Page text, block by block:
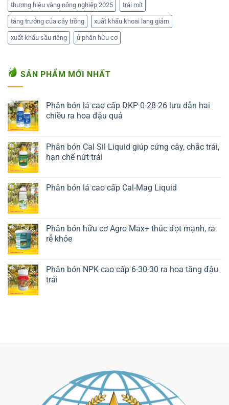
thương hiệu vàng nông nghiệp 2025 trái mít
tăng trưởng của cây trồng xuất khẩu khoai lang giảm
xuất khẩu sầu riêng ủ phân hữu cơ
SẢN PHẨM MỚI NHẤT
Phân bón lá cao cấp DKP 0-28-26 lưu dẫn hai
chiều ra hoa đậu quả
Phân bón Cal Sil Liquid giúp cứng cây, chắc trái,
hạn chế nứt trái
Phân bón lá cao cấp Cal-Mag Liquid
Phân bón hữu cơ Agro Max+ thúc đọt mạnh, ra
rễ khỏe
Phân bón NPK cao cấp 6-30-30 ra hoa tăng đậu
trái